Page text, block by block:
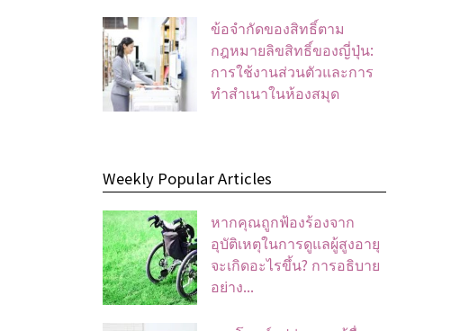
ข้อจํากัดของสิทธิ์ตาม
กฎหมายลิขสิทธิ์ของญี่ปุ่น:
การใช้งานส่วนตัวและการ
ทําสําเนาในห้องสมุด
Weekly Popular Articles
หากคุณถูกฟ้องร้องจาก
อุบัติเหตุในการดูแลผู้สูงอายุ
จะเกิดอะไรขึ้น? การอธิบาย
อย่าง...